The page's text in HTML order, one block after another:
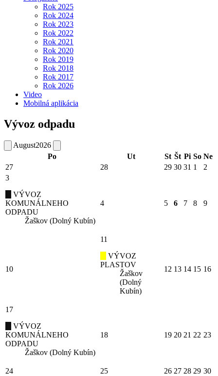
Rok 2025
Rok 2024
Rok 2023
Rok 2022
Rok 2021
Rok 2020
Rok 2019
Rok 2018
Rok 2017
Rok 2026
Video
Mobilná aplikácia
Vývoz odpadu
August2026
Po
Ut St Št Pi So Ne
27
28 29 30 31 1
2
3
VÝVOZ
KOMUNÁLNEHO
ODPADU
Žaškov (Dolný Kubín)
4 5 6 7 8 9
10
11
VÝVOZ
PLASTOV
Žaškov
(Dolný
Kubín)
12 13 14 15 16
17
VÝVOZ
KOMUNÁLNEHO
ODPADU
Žaškov (Dolný Kubín)
18 19 20 21 22 23
24 25 26 27 28 29 30